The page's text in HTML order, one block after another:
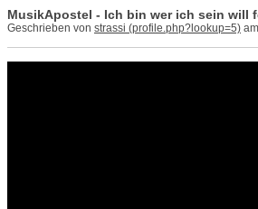
MusikApostel - Ich bin wer ich sein will
Geschrieben von strassi